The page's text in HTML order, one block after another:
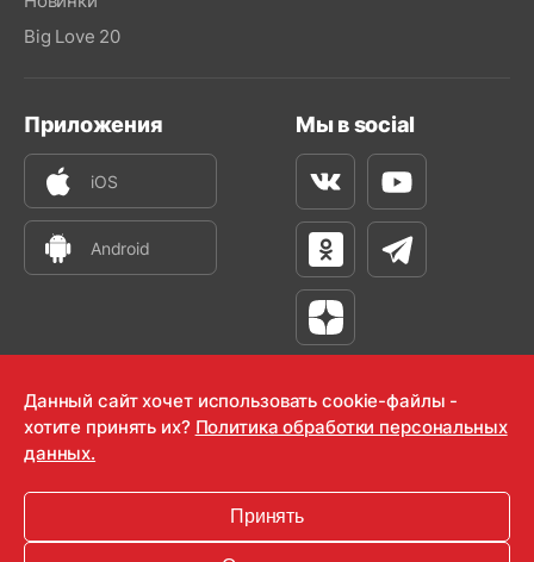
Big Love 20
Приложения
iOS
Android
Мы в social
ВконтактеYoutube
Одноклассники
Телеграм
Яндекс Дзен
16+
Данный сайт хочет использовать cookie-файлы -
хотите принять их? Политика обработки персональных
данных.
Принять